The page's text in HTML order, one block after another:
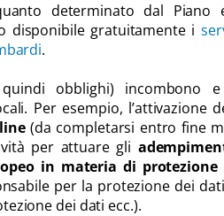
determinato dal Piano
disponibile gratuitamente i
.
obblighi) incombono
Per esempio, l’attivazione
(da completarsi entro fine
per attuare gli
in materia di
per la protezione dei
dei dati ecc.).